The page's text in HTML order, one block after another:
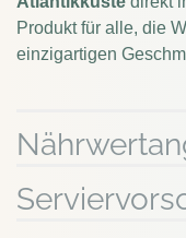
Produkt für alle, die
einzigartigen